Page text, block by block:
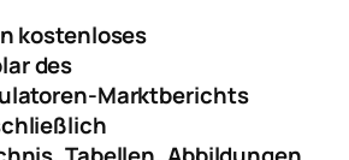
kostenloses
des
Marktberichts